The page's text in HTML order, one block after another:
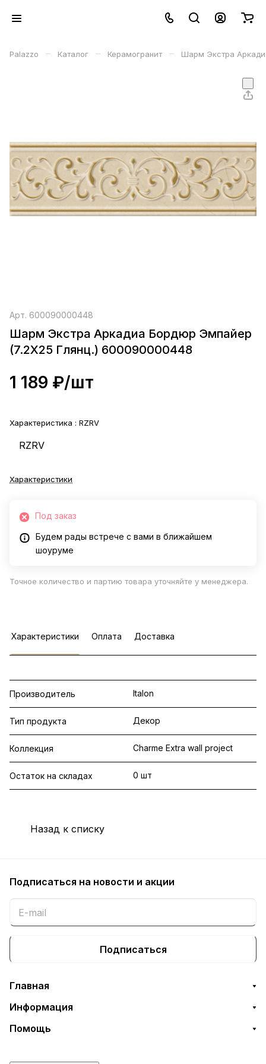
Palazzo – Каталог – Керамогранит – Шарм Экстра
Арт. 600090000448
Шарм Экстра Аркадиа Бордюр Эмпайер
(7.2X25 Глянц.) 600090000448
1 189 ₽/шт
Характеристика : RZRV
RZRV
Характеристики
Под заказ
Будем рады встрече с вами в ближайшем
шоуруме
Точное количество и партию товара уточняйте у менеджера.
Характеристики Оплата Доставка
Производитель Italon
Тип продукта Декор
Коллекция Charme Extra wall project
Остаток на складах 0 шт
Назад к списку
Подписаться на новости и акции
Подписаться
Главная
Информация
Помощь